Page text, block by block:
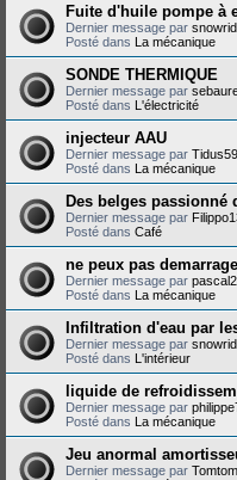
Fuite d'huile pompe à
Dernier message par
Posté dans La mécanique
SONDE THERMIQUE
Dernier message par
Posté dans L'électricité
injecteur AAU
Dernier message par Tidus59
Posté dans La mécanique
Des belges passionné
Dernier message par
Posté dans Café
ne peux pas
Dernier message par
Posté dans La mécanique
Infiltration d'eau par
Dernier message par
Posté dans L'intérieur
liquide de
Dernier message par
Posté dans La mécanique
Jeu anormal
Dernier message par